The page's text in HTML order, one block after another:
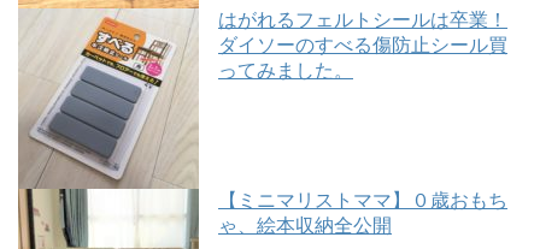
はがれるフェルトシールは卒業！
ダイソーのすべる傷防止シール買
ってみました。
【ミニマリストママ】０歳おもち
ゃ、絵本収納全公開